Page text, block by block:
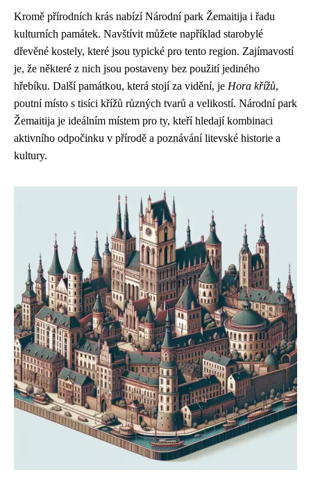
Kromě přírodních krás nabízí Národní park Žemaitija i řadu
kulturních památek. Navštívit můžete například starobylé
dřevěné kostely, které jsou typické pro tento region. Zajímavostí
je, že některé z nich jsou postaveny bez použití jediného
hřebíku. Další památkou, která stojí za vidění, je Hora křížů,
poutní místo s tisíci křížů různých tvarů a velikostí. Národní park
Žemaitija je ideálním místem pro ty, kteří hledají kombinaci
aktivního odpočinku v přírodě a poznávání litevské historie a
kultury.